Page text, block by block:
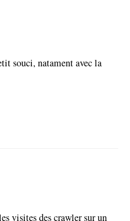
souci, natament avec la
visites des crawler sur un